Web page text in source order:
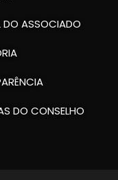
DO ASSOCIADO
DO CONSELHO